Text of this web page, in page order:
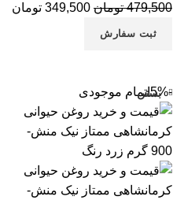
479,500 تومان 349,500 تومان
ثبت سفارش
-5% اتمام موجودیبستن